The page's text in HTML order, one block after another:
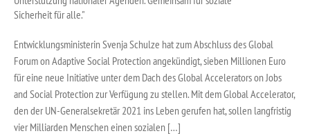
Sicherheit für alle."
Entwicklungsministerin Svenja Schulze hat zum Abschluss des Global
Forum on Adaptive Social Protection angekündigt, sieben Millionen Euro
für eine neue Initiative unter dem Dach des Global Accelerators on Jobs
and Social Protection zur Verfügung zu stellen. Mit dem Global Accelerator,
den der UN-Generalsekretär 2021 ins Leben gerufen hat, sollen langfristig
vier Milliarden Menschen einen sozialen […]